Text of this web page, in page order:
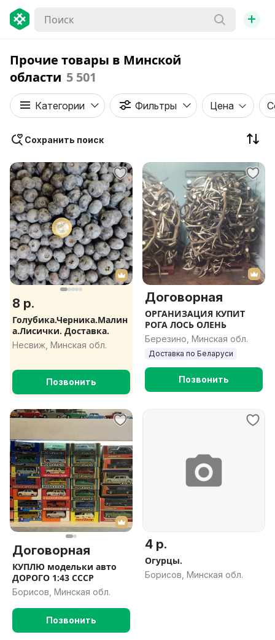
+
Прочие товары в Минской
области 5 501
Категории Фильтры Цена
Сохранить поиск
8 р.
Голубика.Черника.Малин
а.Лисички. Доставка.
Несвиж, Минская обл.
Позвонить
Договорная
ОРГАНИЗАЦИЯ КУПИТ
РОГА ЛОСЬ ОЛЕНЬ
Березино, Минская обл.
Доставка по Беларуси
Позвонить
Договорная
КУПЛЮ модельки авто
ДОРОГО 1:43 СССР
Борисов, Минская обл.
Позвонить
4 р.
Огурцы.
Борисов, Минская обл.